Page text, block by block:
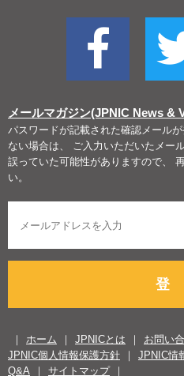
メールマガジン(JPNIC News &
パスワードが記載された確認メール
ない場合は、 ご入力いただいたメー
誤っていた可能性がありますので、
い。
登
ホーム JPNICとは お問い
JPNIC個人情報保護方針
JPNIC情
Q&A
サイトマップ